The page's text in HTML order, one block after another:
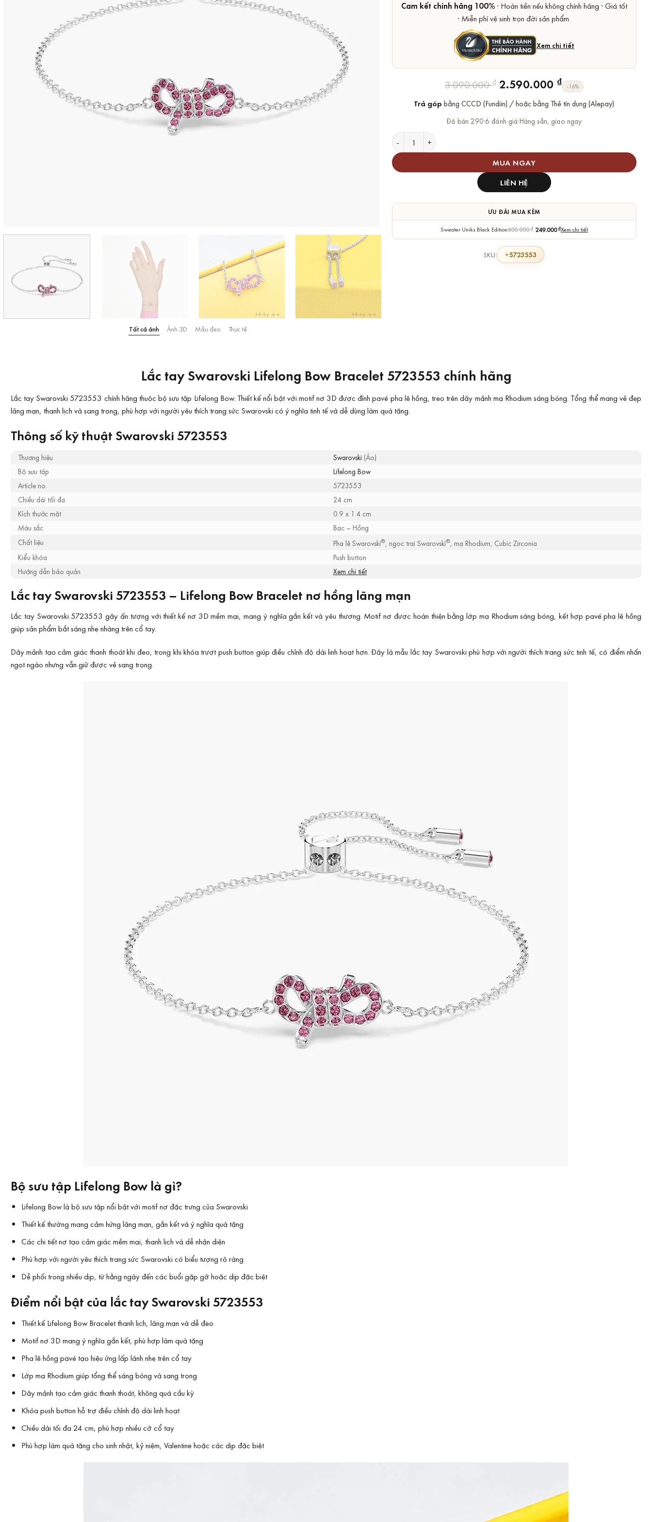
Tất cả ảnh Ảnh 3D Mẫu đeo Thực tế
Cam kết chính hãng 100%· Hoàn tiền nếu không chính hãng · Giá tốt
· Miễn phí vệ sinh trọn đời sản phẩm.
Xem chi tiết
3.090.000₫ Giá
là:
3.090.000 ₫.
2.590.000 ₫
Giá
tại
là:
2.590.000 ₫.
-16%
Trả góp bằng CCCD (Fundiin) / hoặc bằng Thẻ tín dụng (Alepay)
Đã bán 290·6 đánh giá·Hàng sẵn, giao ngay
Lắc tay Swarovski Lifelong Bow Bracelet chính hãng số lượng
MUA NGAY
LIÊN HỆ
ƯU ĐÃI MUA KÈM
Sweater Uniks Black Edition600.000₫ 249.000₫Xem chi tiết
SKU: 5723553
Lắc tay Swarovski Lifelong Bow Bracelet 5723553 chính hãng
Lắc tay Swarovski 5723553 chính hãng thuộc bộ sưu tập Lifelong Bow. Thiết kế nổi bật với motif nơ 3D được đính pavé pha lê hồng, treo trên dây mảnh mạ Rhodium sáng bóng. Tổng thể mang vẻ đẹp
lãng mạn, thanh lịch và sang trọng, phù hợp với người yêu thích trang sức Swarovski có ý nghĩa tinh tế và dễ dùng làm quà tặng.
Thông số kỹ thuật Swarovski 5723553
Thương hiệu Swarovski (Áo)
Bộ sưu tập
Lifelong Bow
Article no.
5723553
Chiều dài tối đa
24 cm
Kích thước mặt
0.9 x 1.4 cm
Màu sắc
Bạc – Hồng
Chất liệu
Pha lê Swarovski®, ngọc trai Swarovski®, mạ Rhodium, Cubic Zirconia
Kiểu khóa
Push button
Hướng dẫn bảo quản
Xem chi tiết
Lắc tay Swarovski 5723553 – Lifelong Bow Bracelet nơ hồng lãng mạn
Lắc tay Swarovski 5723553 gây ấn tượng với thiết kế nơ 3D mềm mại, mang ý nghĩa gắn kết và yêu thương. Motif nơ được hoàn thiện bằng lớp mạ Rhodium sáng bóng, kết hợp pavé pha lê hồng
giúp sản phẩm bắt sáng nhẹ nhàng trên cổ tay.
Dây mảnh tạo cảm giác thanh thoát khi đeo, trong khi khóa trượt push button giúp điều chỉnh độ dài linh hoạt hơn. Đây là mẫu lắc tay Swarovski phù hợp với người thích trang sức tinh tế, có điểm nhấn
ngọt ngào nhưng vẫn giữ được vẻ sang trọng.
Bộ sưu tập Lifelong Bow là gì?
Lifelong Bow là bộ sưu tập nổi bật với motif nơ đặc trưng của Swarovski
Thiết kế thường mang cảm hứng lãng mạn, gắn kết và ý nghĩa quà tặng
Các chi tiết nơ tạo cảm giác mềm mại, thanh lịch và dễ nhận diện
Phù hợp với người yêu thích trang sức Swarovski có biểu tượng rõ ràng
Dễ phối trong nhiều dịp, từ hằng ngày đến các buổi gặp gỡ hoặc dịp đặc biệt
Điểm nổi bật của lắc tay Swarovski 5723553
Thiết kế Lifelong Bow Bracelet thanh lịch, lãng mạn và dễ đeo
Motif nơ 3D mang ý nghĩa gắn kết, phù hợp làm quà tặng
Pha lê hồng pavé tạo hiệu ứng lấp lánh nhẹ trên cổ tay
Lớp mạ Rhodium giúp tổng thể sáng bóng và sang trọng
Dây mảnh tạo cảm giác thanh thoát, không quá cầu kỳ
Khóa push button hỗ trợ điều chỉnh độ dài linh hoạt
Chiều dài tối đa 24 cm, phù hợp nhiều cỡ cổ tay
Phù hợp làm quà tặng cho sinh nhật, kỷ niệm, Valentine hoặc các dịp đặc biệt